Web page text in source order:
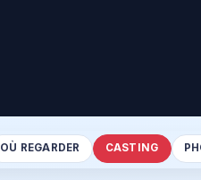
OÙ REGARDER CASTING